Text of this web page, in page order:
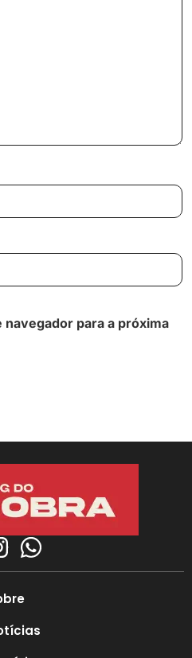
para a próxima